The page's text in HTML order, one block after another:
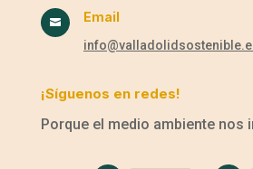
 Email
¡Síguenos en redes!
Porque el medio ambiente nos